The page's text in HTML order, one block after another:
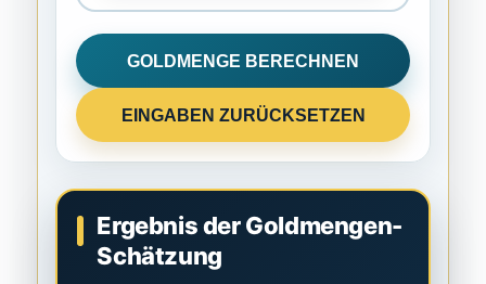
GOLDMENGE BERECHNEN
EINGABEN ZURÜCKSETZEN
Ergebnis der Goldmengen-
Schätzung